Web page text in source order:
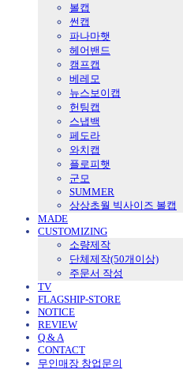
볼캡
썬캡
파나마햇
헤어밴드
캠프캡
베레모
뉴스보이캡
헌팅캡
스냅백
페도라
와치캡
플로피햇
군모
SUMMER
상상초월 빅사이즈 볼캡
MADE
CUSTOMIZING
소량제작
단체제작(50개이상)
주문서 작성
TV
FLAGSHIP-STORE
NOTICE
REVIEW
Q & A
CONTACT
무인매장 창업문의